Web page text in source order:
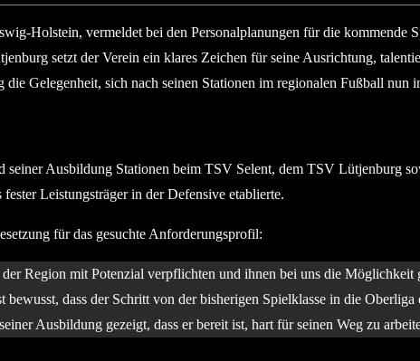
Holstein, vermeldet bei den Personalplanungen für die
setzt der Verein ein klares Zeichen für seine Ausrichtung,
Gelegenheit, sich nach seinen Stationen im regionalen Fußball nun
Ausbildung Stationen beim TSV Selent, dem TSV Lütjenburg
Leistungsträger in der Defensive etablierte.
für das gesuchte Anforderungsprofil:
Region mit Potenzial verpflichten und ihnen bei uns die
dass der Schritt von der bisherigen Spielklasse in die
Ausbildung gezeigt, dass er bereit ist, hart für seinen Weg zu